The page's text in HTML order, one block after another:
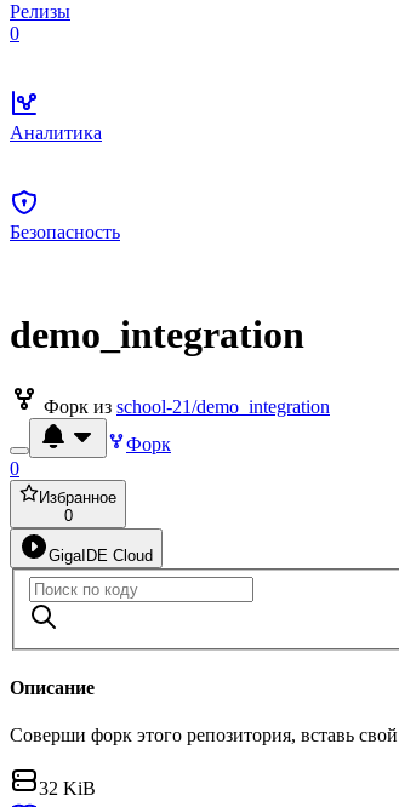
Релизы
0
Аналитика
Безопасность
demo_integration
Форк из school-21/demo_integration
Форк
0
Избранное
0
GigaIDE Cloud
Описание
Соверши форк этого репозитория, вставь
32 KiB